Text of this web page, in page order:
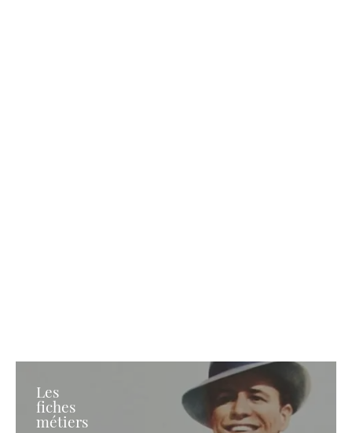
Les
fiches
métiers